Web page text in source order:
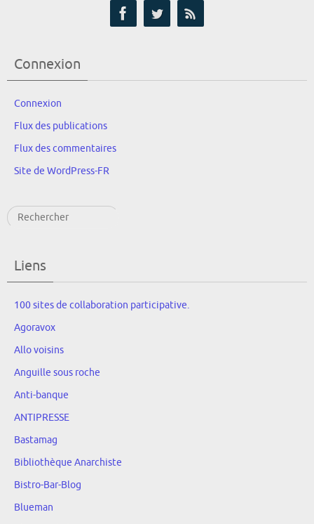
Connexion
Connexion
Flux des publications
Flux des commentaires
Site de WordPress-FR
Rechercher
Liens
100 sites de collaboration participative.
Agoravox
Allo voisins
Anguille sous roche
Anti-banque
ANTIPRESSE
Bastamag
Bibliothèque Anarchiste
Bistro-Bar-Blog
Blueman